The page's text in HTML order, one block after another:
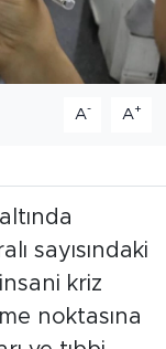
A- A+
sayısındaki
kriz
noktasına